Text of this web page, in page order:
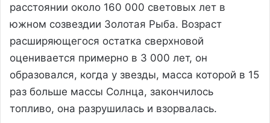
расстоянии около 160 000 световых лет в
южном созвездии Золотая Рыба. Возраст
расширяющегося остатка сверхновой
оценивается примерно в 3 000 лет, он
образовался, когда у звезды, масса которой в 15
раз больше массы Солнца, закончилось
топливо, она разрушилась и взорвалась.